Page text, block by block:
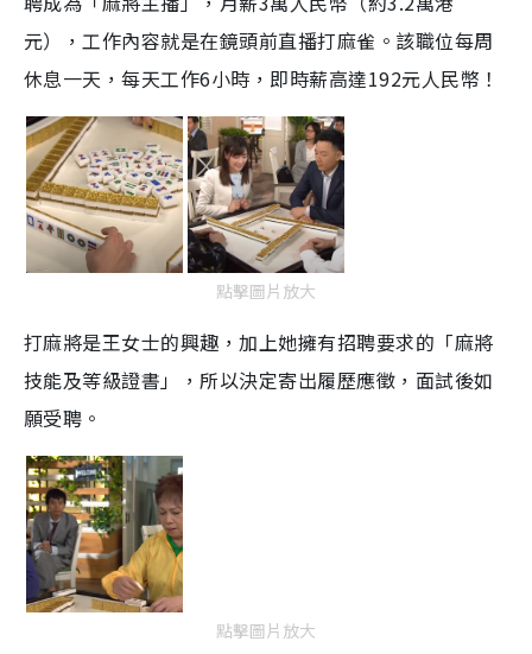
元），工作內容就是在鏡頭前直播打麻雀。該職位每周
休息一天，每天工作6小時，即時薪高達192元人民幣！
點擊圖片放大
打麻將是王女士的興趣，加上她擁有招聘要求的「麻將
技能及等級證書」，所以決定寄出履歷應徵，面試後如
願受聘。
點擊圖片放大